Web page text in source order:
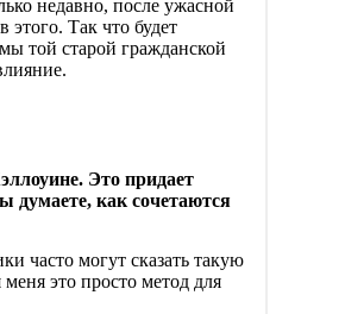
недавно, после ужасной
этого. Так что будет
той старой гражданской
Это придает
думаете, как сочетаются
часто могут сказать такую
это просто метод для